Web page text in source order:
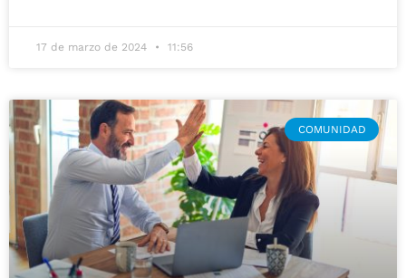
17 de marzo de 2024 11:56
COMUNIDAD